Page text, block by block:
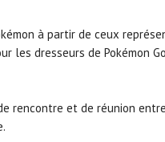
à partir de ceux
les dresseurs de Pokémon
rencontre et de réunion